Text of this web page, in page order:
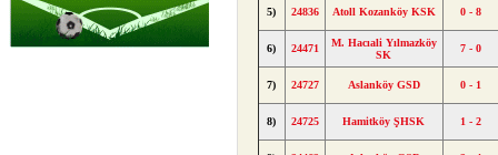
5) 24836 Atoll Kozanköy KSK 0 - 8
6) 24471
M. Hacıali Yılmazköy
SK
7 - 0
7) 24727 Aslanköy GSD 0 - 1
8) 24725 Hamitköy ŞHSK 1 - 2